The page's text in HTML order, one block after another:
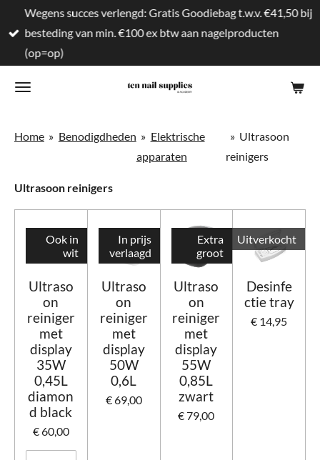
direct
naar
hoofdinhoud
Wegens succes verlengd: Gratis Goodiebag t.w.v. €41,50 bij
besteding van min. €100 ex btw aan nagelproducten
(op=op)
Home » Benodigdheden » Elektrische
apparaten
» Ultrasoon
reinigers
Ultrasoon reinigers
Ook in
wit
Ultraso
on
reiniger
met
display
35W
0,45L
diamon
d black
€ 60,00
In prijs
verlaagd
Ultraso
on
reiniger
met
display
50W
0,6L
€ 69,00
Extra
groot
Ultraso
on
reiniger
met
display
55W
0,85L
zwart
€ 79,00
Uitverkocht
Desinfe
ctie tray
€ 14,95